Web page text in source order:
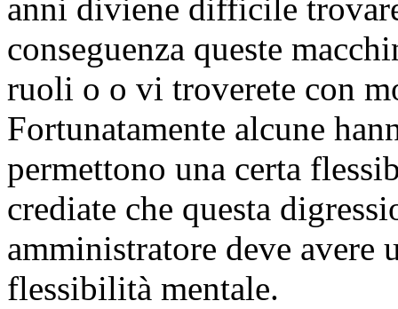
anni diviene difficile
conseguenza queste
ruoli o o vi troverete con
Fortunatamente alcune
permettono una certa
crediate che questa
amministratore deve avere
flessibilità mentale.